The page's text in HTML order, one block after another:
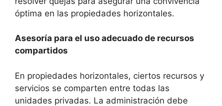
óptima en las propiedades horizontales.
Asesoría para el uso adecuado de recursos
compartidos
En propiedades horizontales, ciertos recursos y
servicios se comparten entre todas las
unidades privadas. La administración debe